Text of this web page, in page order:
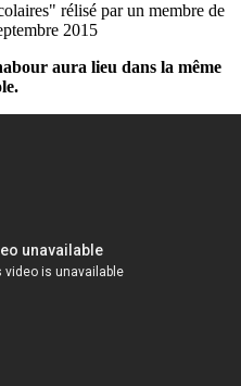
rélisé par un membre de
2015
aura lieu dans la même